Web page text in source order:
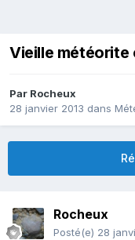
Vieille météorite
Par Rocheux
28 janvier 2013 dans
Rocheux
Posté(e) 28